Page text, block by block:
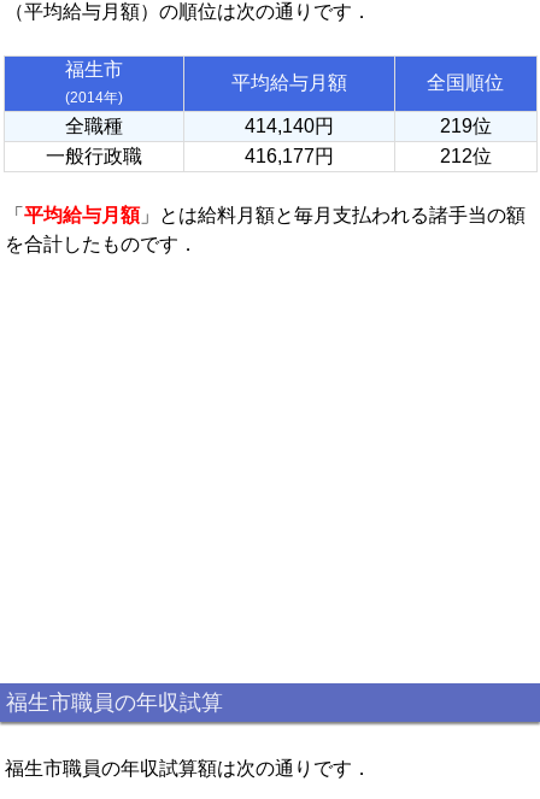
（平均給与月額）の順位は次の通りです．
福生市
(2014年)
平均給与月額 全国順位
全職種 414,140円
219位
一般行政職
416,177円 212位
「 平均給与月額」とは給料月額と毎月支払われる諸手当の額
を合計したものです．
福生市職員の年収試算
福生市職員の年収試算額は次の通りです．